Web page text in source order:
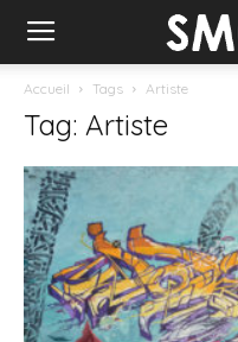
Accueil Tags Artiste
Tag: Artiste